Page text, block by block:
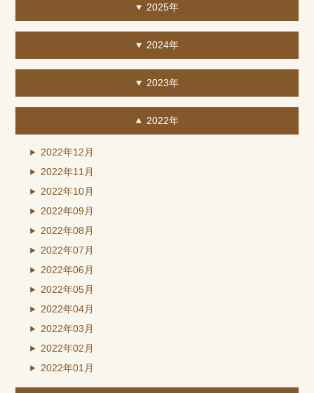
2025年
2024年
2023年
2022年
2022年12月
2022年11月
2022年10月
2022年09月
2022年08月
2022年07月
2022年06月
2022年05月
2022年04月
2022年03月
2022年02月
2022年01月